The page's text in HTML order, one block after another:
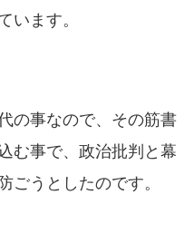
います。
の事なので、その筋書
む事で、政治批判と幕
ごうとしたのです。